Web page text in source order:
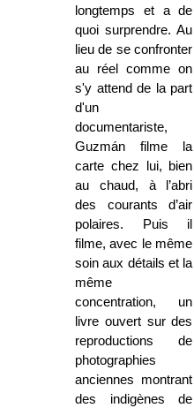
longtemps et a de
quoi surprendre. Au
lieu de se confronter
au réel comme on
s'y attend de la part
d'un
documentariste,
Guzmán filme la
carte chez lui, bien
au chaud, à l’abri
des courants d’air
polaires. Puis il
filme, avec le même
soin aux détails et la
même
concentration, un
livre ouvert sur des
reproductions de
photographies
anciennes montrant
des indigènes de